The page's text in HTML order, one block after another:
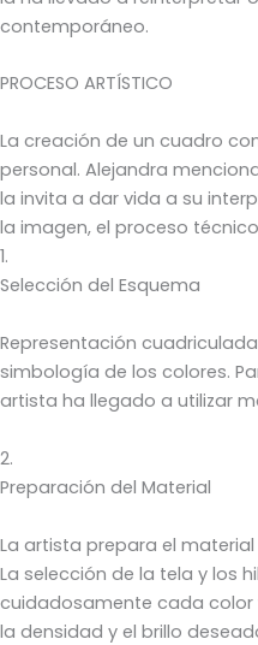
contemporáneo.
PROCESO ARTÍSTICO
La creación de un cuadro
personal. Alejandra
la invita a dar vida a su
la imagen, el proceso
1.
Selección del Esquema
Representación
simbología de los colores.
artista ha llegado a utilizar
2.
Preparación del Material
La artista prepara el
La selección de la tela y los
cuidadosamente cada
la densidad y el brillo